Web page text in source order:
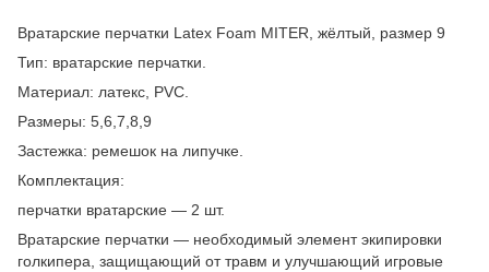
Вратарские перчатки Latex Foam MITER, жёлтый, размер 9
Тип: вратарские перчатки.
Материал: латекс, PVC.
Размеры: 5,6,7,8,9
Застежка: ремешок на липучке.
Комплектация:
перчатки вратарские — 2 шт.
Вратарские перчатки — необходимый элемент экипировки
голкипера, защищающий от травм и улучшающий игровые